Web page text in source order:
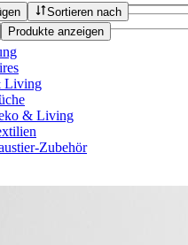
Produkte anzeigen
Sortieren nach
Living
& Living
Zubehör